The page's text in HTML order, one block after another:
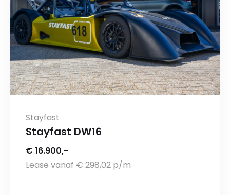
Stayfast
Stayfast DW16
€ 16.900,-
Lease vanaf € 298,02 p/m